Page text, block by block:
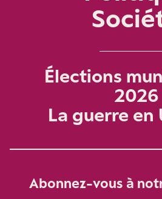
Élections
2026
La guerre en
Abonnez-vous à